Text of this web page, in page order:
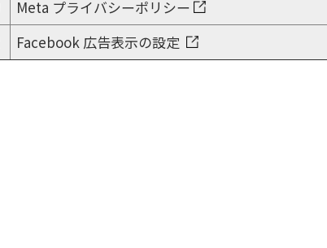
Meta プライバシーポリシー
Facebook 広告表示の設定